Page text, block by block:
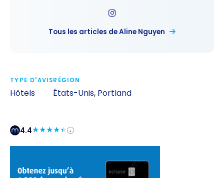
Tous les articles de Aline Nguyen
TYPE D'AVIS
Hôtels
RÉGION
États-Unis, Portland
4.4